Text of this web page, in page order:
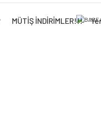
MÜTİŞ İNDİRİMLER!!!